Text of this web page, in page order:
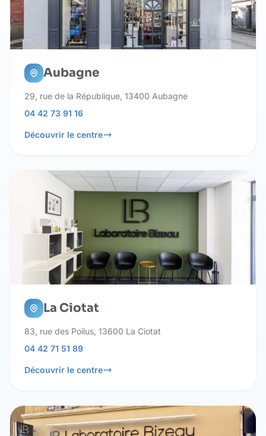
Aubagne
29, rue de la République, 13400 Aubagne
04 42 73 91 16
Découvrir le centre
La Ciotat
83, rue des Poilus, 13600 La Ciotat
04 42 71 51 89
Découvrir le centre